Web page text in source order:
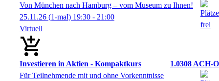
Von München nach Hamburg – vom Museum zu Ihnen!
25.11.26 (1-mal) 19:30 - 21:00
Virtuell
Investieren in Aktien - Kompaktkurs
1.0308 ACH-O
Für Teilnehmende mit und ohne Vorkenntnisse